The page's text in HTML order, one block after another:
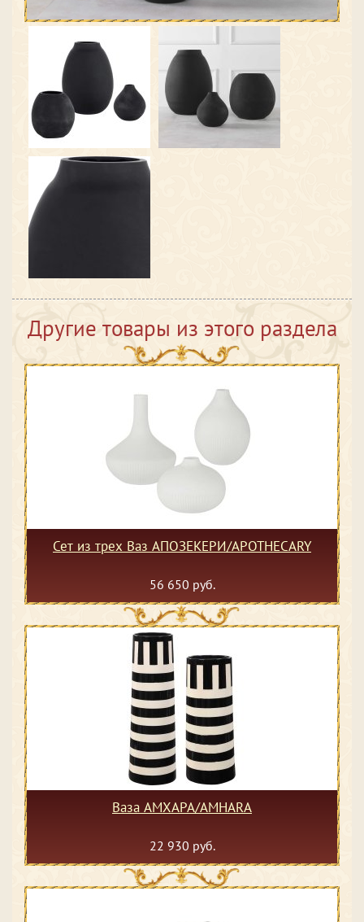
Другие товары из этого раздела
Сет из трех Ваз АПОЗЕКЕРИ/APOTHECARY
56 650 руб.
Ваза АМХАРА/AMHARA
22 930 руб.